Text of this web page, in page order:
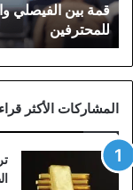
للمحترفين
قمة بين الفيصلي
للمحترفين
المشاركات الأكثر